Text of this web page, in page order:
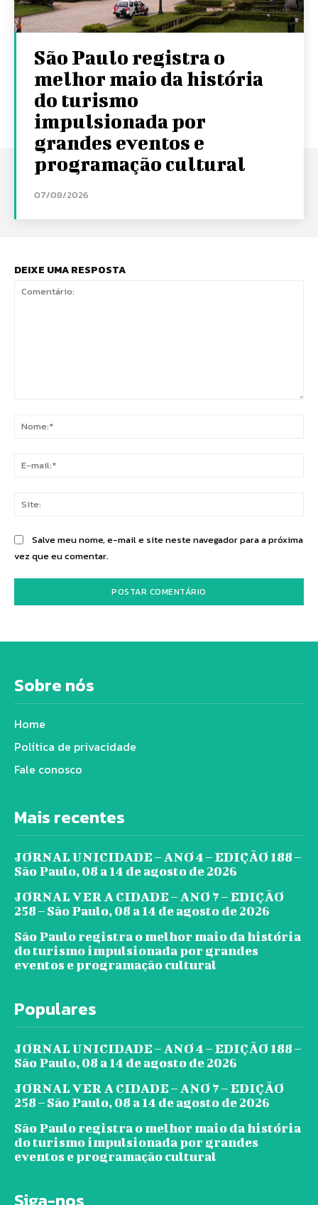
São Paulo registra o
melhor maio da história
do turismo
impulsionada por
grandes eventos e
programação cultural
07/08/2026
DEIXE UMA RESPOSTA
Salve meu nome, e-mail e site neste navegador para a próxima
vez que eu comentar.
Sobre nós
Home
Política de privacidade
Fale conosco
Mais recentes
JORNAL UNICIDADE – ANO 4 – EDIÇÃO 188 –
São Paulo, 08 a 14 de agosto de 2026
JORNAL VER A CIDADE – ANO 7 – EDIÇÃO
258 – São Paulo, 08 a 14 de agosto de 2026
São Paulo registra o melhor maio da história
do turismo impulsionada por grandes
eventos e programação cultural
Populares
JORNAL UNICIDADE – ANO 4 – EDIÇÃO 188 –
São Paulo, 08 a 14 de agosto de 2026
JORNAL VER A CIDADE – ANO 7 – EDIÇÃO
258 – São Paulo, 08 a 14 de agosto de 2026
São Paulo registra o melhor maio da história
do turismo impulsionada por grandes
eventos e programação cultural